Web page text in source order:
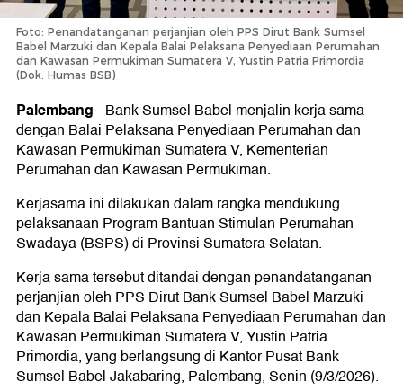
Foto: Penandatanganan perjanjian oleh PPS Dirut Bank Sumsel
Babel Marzuki dan Kepala Balai Pelaksana Penyediaan Perumahan
dan Kawasan Permukiman Sumatera V, Yustin Patria Primordia
(Dok. Humas BSB)
Palembang-Bank Sumsel Babel menjalin kerja sama
dengan Balai Pelaksana Penyediaan Perumahan dan
Kawasan Permukiman Sumatera V, Kementerian
Perumahan dan Kawasan Permukiman.
Kerjasama ini dilakukan dalam rangka mendukung
pelaksanaan Program Bantuan Stimulan Perumahan
Swadaya (BSPS) di Provinsi Sumatera Selatan.
Kerja sama tersebut ditandai dengan penandatanganan
perjanjian oleh PPS Dirut Bank Sumsel Babel Marzuki
dan Kepala Balai Pelaksana Penyediaan Perumahan dan
Kawasan Permukiman Sumatera V, Yustin Patria
Primordia, yang berlangsung di Kantor Pusat Bank
Sumsel Babel Jakabaring, Palembang, Senin (9/3/2026).